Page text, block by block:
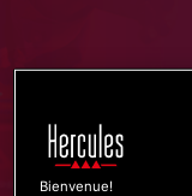
Bienvenue!